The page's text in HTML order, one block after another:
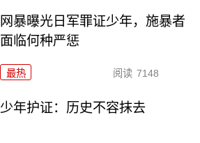
网暴曝光日军罪证少年，施暴者
面临何种严惩
最热 阅读 7148
少年护证：历史不容抹去